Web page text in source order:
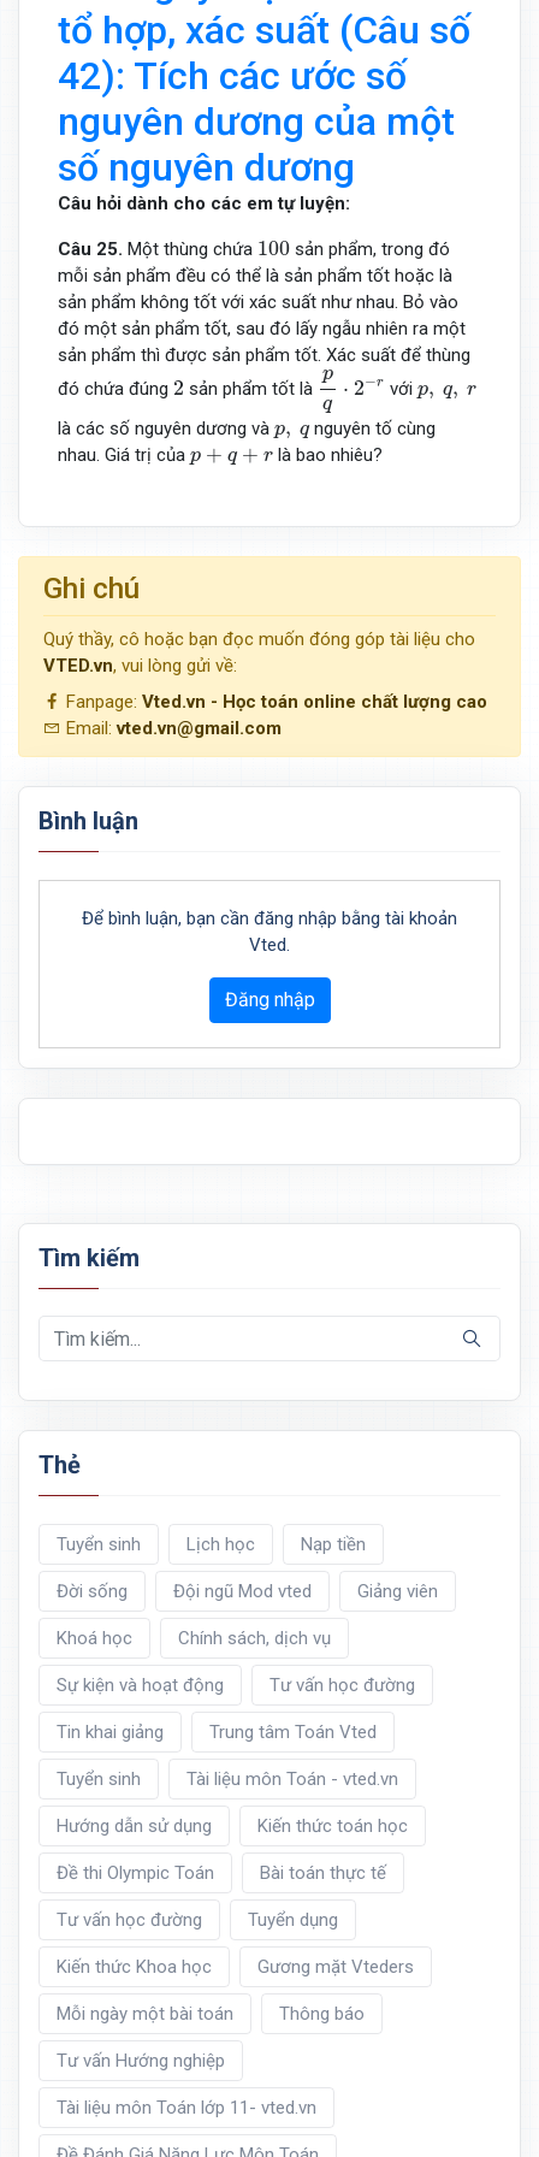
tổ hợp, xác suất (Câu số
42): Tích các ước số
nguyên dương của một
số nguyên dương
Câu hỏi dành cho các em tự luyện:
Câu 25. Một thùng chứa 100
100 sản phẩm, trong đó
mỗi sản phẩm đều có thể là sản phẩm tốt hoặc là
sản phẩm không tốt với xác suất như nhau. Bỏ vào
đó một sản phẩm tốt, sau đó lấy ngẫu nhiên ra một
sản phẩm thì được sản phẩm tốt. Xác suất để thùng
đó chứa đúng 2
2 sản phẩm tốt là
p
q
⋅ 2−r
pq⋅2 −r
với p, q, r
p q,
là các số nguyên dương và p, q
p, qnguyên tố cùng
nhau. Giá trị của p + q + r
p +q +r là bao nhiêu?
Ghi chú
Quý thầy, cô hoặc bạn đọc muốn đóng góp tài liệu cho
VTED.vn, vui lòng gửi về:
Fanpage: Vted.vn - Học toán online chất lượng cao
Email:vted.vn@gmail.com
Bình luận
Để bình luận, bạn cần đăng nhập bằng tài khoản
Vted.
Đăng nhập
Tìm kiếm
Thẻ
Tuyển sinh Lịch học Nạp tiền
Đời sống Đội ngũ Mod vted Giảng viên
Khoá học Chính sách, dịch vụ
Sự kiện và hoạt động Tư vấn học đường
Tin khai giảng Trung tâm Toán Vted
Tuyển sinh Tài liệu môn Toán - vted.vn
Hướng dẫn sử dụng Kiến thức toán học
Đề thi Olympic Toán Bài toán thực tế
Tư vấn học đường Tuyển dụng
Kiến thức Khoa học Gương mặt Vteders
Mỗi ngày một bài toán Thông báo
Tư vấn Hướng nghiệp
Tài liệu môn Toán lớp 11- vted.vn